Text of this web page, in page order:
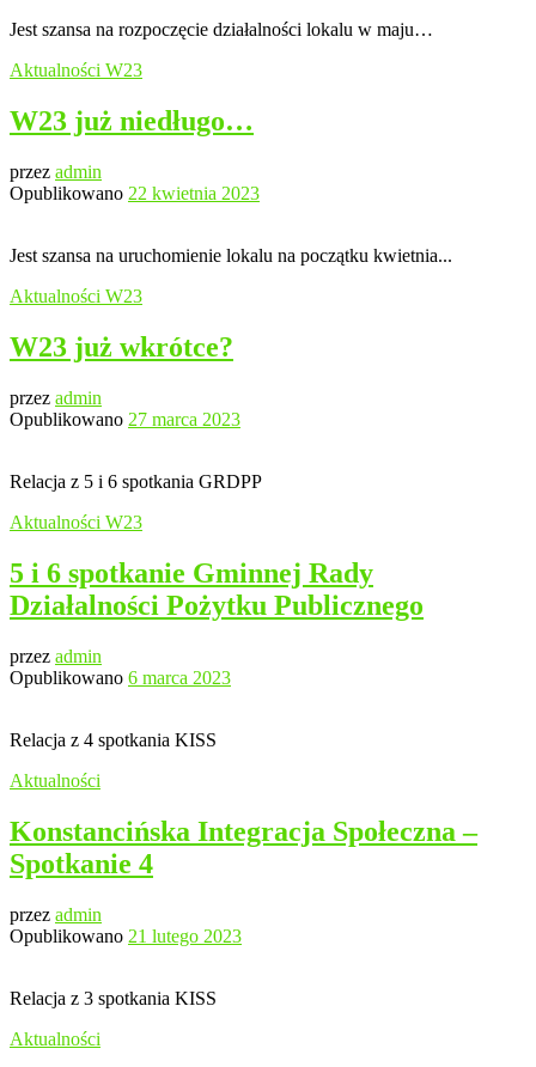
Jest szansa na rozpoczęcie działalności lokalu w maju…
Aktualności W23
W23 już niedługo…
przez admin
Opublikowano 22 kwietnia 2023
Jest szansa na uruchomienie lokalu na początku kwietnia...
Aktualności W23
W23 już wkrótce?
przez admin
Opublikowano 27 marca 2023
Relacja z 5 i 6 spotkania GRDPP
Aktualności W23
5 i 6 spotkanie Gminnej Rady
Działalności Pożytku Publicznego
przez admin
Opublikowano 6 marca 2023
Relacja z 4 spotkania KISS
Aktualności
Konstancińska Integracja Społeczna –
Spotkanie 4
przez admin
Opublikowano 21 lutego 2023
Relacja z 3 spotkania KISS
Aktualności